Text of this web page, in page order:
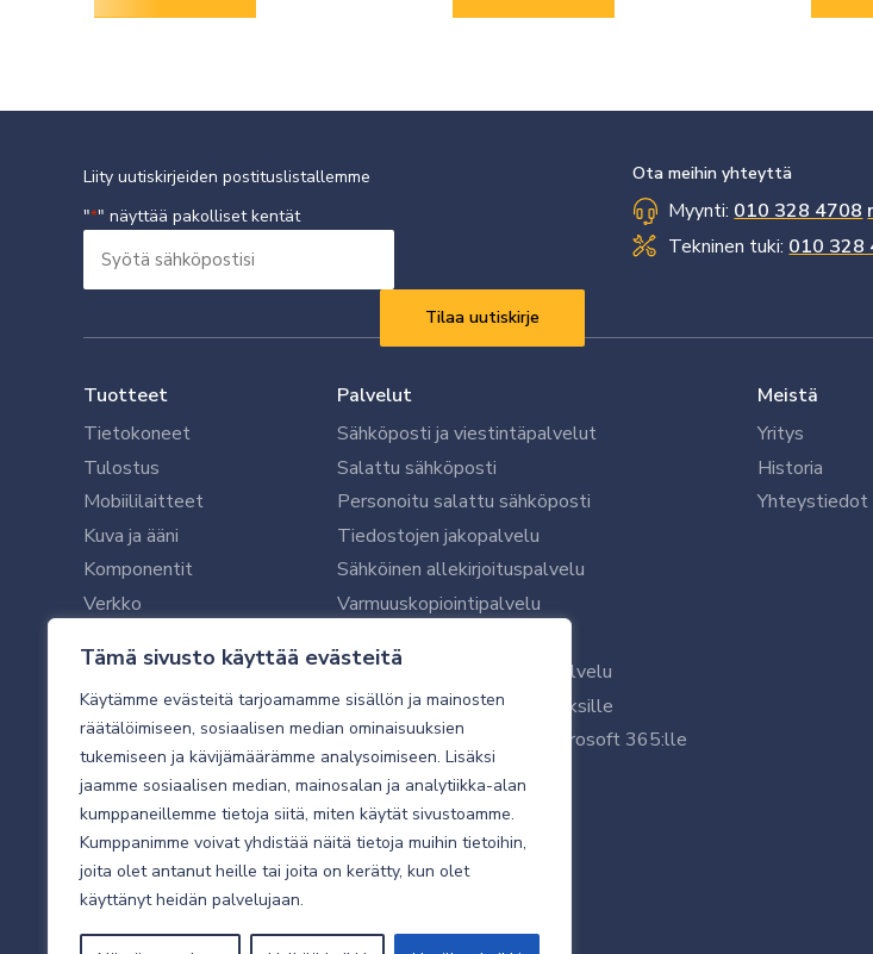
Tämä sivusto käyttää evästeitä
Käytämme evästeitä tarjoamamme sisällön ja mainosten
räätälöimiseen, sosiaalisen median ominaisuuksien
tukemiseen ja kävijämäärämme analysoimiseen. Lisäksi
jaamme sosiaalisen median, mainosalan ja analytiikka-alan
kumppaneillemme tietoja siitä, miten käytät sivustoamme.
Kumppanimme voivat yhdistää näitä tietoja muihin tietoihin,
joita olet antanut heille tai joita on kerätty, kun olet
käyttänyt heidän palvelujaan.
Liity uutiskirjeiden postituslistallemme
"*" näyttää pakolliset kentät
sähköpostisi
Ota meihin yhteyttä
Myynti: 010 328 4708
Tekninen tuki: 010 328
Tuotteet
Tietokoneet
Tulostus
Mobiililaitteet
Kuva ja ääni
Komponentit
Verkko
Oheislaitteet
Palvelut
Sähköposti ja viestintäpalvelut
Salattu sähköposti
Personoitu salattu sähköposti
Tiedostojen jakopalvelu
Sähköinen allekirjoituspalvelu
Varmuuskopiointipalvelu
Microsoft 365 -varmistuspalvelu
WithSecure tietoturva yrityksille
WithSecuren tietoturva Microsoft 365:lle
Käyttäjätukipalvelu
Tietoturvakartoitus
Sähköpostikartoitus
Valvottu tietoturva 24/7
Meistä
Yritys
Historia
Yhteystiedot